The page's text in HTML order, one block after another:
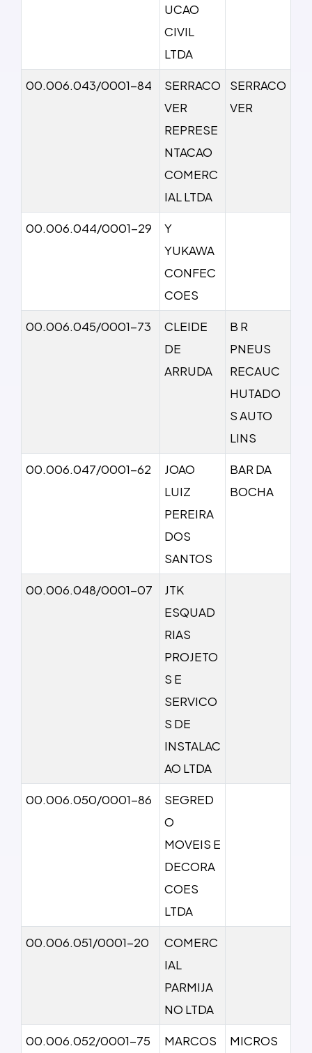
UCAO
CIVIL
LTDA
00.006.043/0001-84
SERRACO
VER
REPRESE
NTACAO
COMERC
IAL LTDA
SERRACO
VER
00.006.044/0001-29
Y
YUKAWA
CONFEC
COES
00.006.045/0001-73
CLEIDE
DE
ARRUDA
B R
PNEUS
RECAUC
HUTADO
S AUTO
LINS
00.006.047/0001-62
JOAO
LUIZ
PEREIRA
DOS
SANTOS
BAR DA
BOCHA
00.006.048/0001-07
JTK
ESQUAD
RIAS
PROJETO
S E
SERVICO
S DE
INSTALAC
AO LTDA
00.006.050/0001-86
SEGRED
O
MOVEIS E
DECORA
COES
LTDA
00.006.051/0001-20
COMERC
IAL
PARMIJA
NO LTDA
00.006.052/0001-75
MARCOS
MICROS